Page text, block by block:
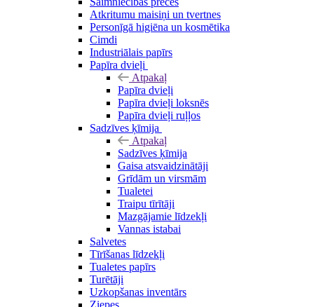
Atkritumu maisiņi un tvertnes
Personīgā higiēna un kosmētika
Cimdi
Industriālais papīrs
Papīra dvieļi
Atpakaļ
Papīra dvieļi
Papīra dvieļi loksnēs
Papīra dvieļi ruļļos
Sadzīves ķīmija
Atpakaļ
Sadzīves ķīmija
Gaisa atsvaidzinātāji
Grīdām un virsmām
Tualetei
Traipu tīrītāji
Mazgājamie līdzekļi
Vannas istabai
Salvetes
Tīrīšanas līdzekļi
Tualetes papīrs
Turētāji
Uzkopšanas inventārs
Ziepes